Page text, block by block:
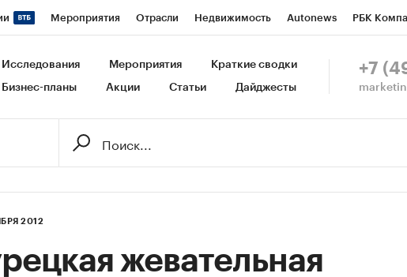
Мероприятия Отрасли Недвижимость Autonews РБК
Франшизы Газета Спецпроекты СПб Конференции СПб
Исследования Мероприятия Краткие сводки
Бизнес-планы Акции Статьи Дайджесты
+7
2012
жевательная